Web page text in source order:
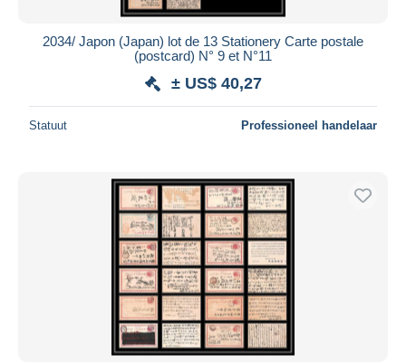
2034/ Japon (Japan) lot de 13 Stationery Carte postale
(postcard) N° 9 et N°11
± US$ 40,27
Statuut Professioneel handelaar